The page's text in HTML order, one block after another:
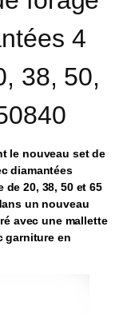
4
38, 50,
le nouveau set de
diamantées
de 20, 38, 50 et 65
un nouveau
avec une mallette
garniture en